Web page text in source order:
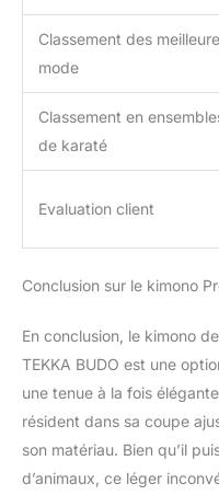
Classement des
mode
Classement en
de karaté
Evaluation client
Conclusion sur le kimono
En conclusion, le kimono
TEKKA BUDO est une
une tenue à la fois
résident dans sa coupe
son matériau. Bien qu’il
d’animaux, ce léger